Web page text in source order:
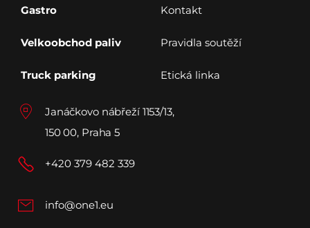
Janáčkovo nábřeží 1153/13,
150 00, Praha 5
+420 379 482 339
info@one1.eu
Gastro
Velkoobchod paliv
Truck parking
Kontakt
Pravidla soutěží
Etická linka